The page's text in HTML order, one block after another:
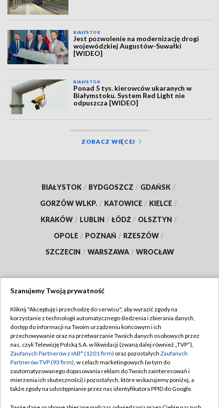
BIAŁYSTOK
Jest pozwolenie na modernizację drogi
wojewódzkiej Augustów-Suwałki
[WIDEO]
BIAŁYSTOK
Ponad 5 tys. kierowców ukaranych w
Białymstoku. System Red Light nie
odpuszcza [WIDEO]
ZOBACZ WIĘCEJ
BIAŁYSTOK / BYDGOSZCZ / GDAŃSK /
GORZÓW WLKP. / KATOWICE / KIELCE /
KRAKÓW / LUBLIN / ŁÓDŹ / OLSZTYN /
OPOLE / POZNAŃ / RZESZÓW /
SZCZECIN / WARSZAWA / WROCŁAW
TVP
Abonament TVP
Emisja w TVP
Centrum informacji TVP
Naziemna Telewizja Cyfrowa
Regulamin TVP
Polityka prywatności
Moje zgody
Pomoc
Szanujemy Twoją prywatność
Kliknij "Akceptuję i przechodzę do serwisu", aby wyrazić zgody na
korzystanie z technologii automatycznego śledzenia i zbierania danych,
dostęp do informacji na Twoim urządzeniu końcowym i ich
przechowywanie oraz na przetwarzanie Twoich danych osobowych przez
nas, czyli Telewizję Polską S.A. w likwidacji (zwaną dalej również „TVP”),
Zaufanych Partnerów z IAB* (1201 firm) oraz pozostałych Zaufanych
Partnerów TVP (93 firm), w celach marketingowych (w tym do
zautomatyzowanego dopasowania reklam do Twoich zainteresowań i
mierzenia ich skuteczności) i pozostałych, które wskazujemy poniżej, a
także zgody na udostępnianie przez nas identyfikatora PPID do Google.